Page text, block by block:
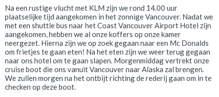
Na een rustige vlucht met KLM zijn we rond 14.00 uur
plaatselijke tijd aangekomen in het zonnige Vancouver. Nadat we
met een shuttle bus naar het Coast Vancouver Airport Hotel zijn
aangekomen, hebben we al onze koffers op onze kamer
neergezet. Hierna zijn we op zoek gegaan naar een Mc Donalds
om frietjes te gaan eten! Na het eten zijn we weer terug gegaan
naar ons hotel om te gaan slapen. Morgenmiddag vertrekt onze
cruise boot die ons vanuit Vancouver naar Alaska zal brengen.
We zullen morgen na het ontbijt richting de rederij gaan om in te
checken op deze boot.